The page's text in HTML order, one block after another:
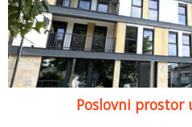
Poslovni prostor